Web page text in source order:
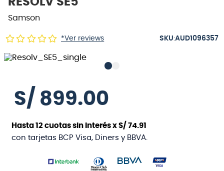
Samson
*Ver reviews :AUD1096357
S/ 899.00
Hasta12 cuotas sin interés xS/ 74.91
con tarjetas BCP Visa, Diners y BBVA.